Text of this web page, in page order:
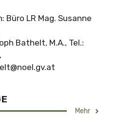
LR Mag. Susanne
Bathelt, M.A., Tel.:
Mehr